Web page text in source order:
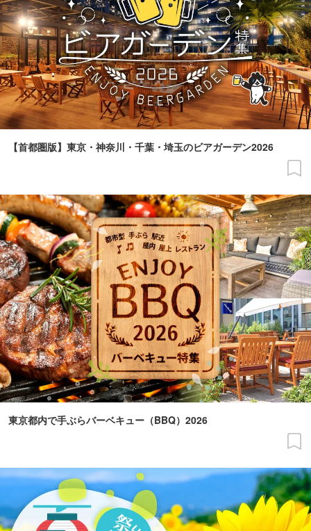
【首都圏版】東京・神奈川・千葉・埼玉のビアガーデン2026
東京都内で手ぶらバーベキュー（BBQ）2026